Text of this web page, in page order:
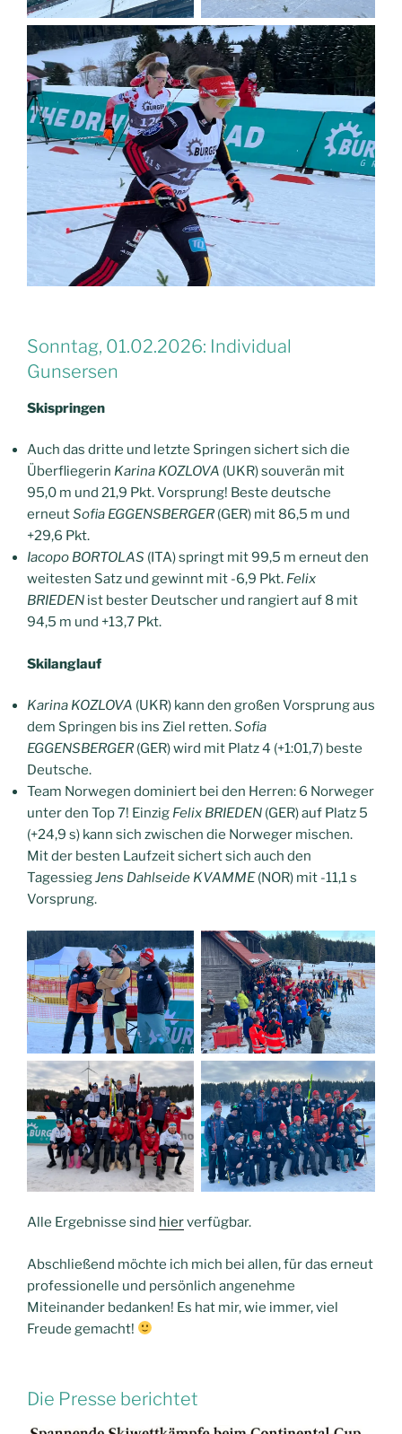
Sonntag, 01.02.2026: Individual
Gunsersen
Skispringen
Auch das dritte und letzte Springen sichert sich die
Überfliegerin Karina KOZLOVA (UKR) souverän mit
95,0 m und 21,9 Pkt. Vorsprung! Beste deutsche
erneutSofia EGGENSBERGER(GER) mit 86,5 m und
+29,6 Pkt.
Iacopo BORTOLAS (ITA) springt mit 99,5 m erneut den
weitesten Satz und gewinnt mit -6,9 Pkt. Felix
BRIEDEN ist bester Deutscher und rangiert auf 8 mit
94,5 m und +13,7 Pkt.
Skilanglauf
Karina KOZLOVA (UKR) kann den großen Vorsprung aus
dem Springen bis ins Ziel retten.Sofia
EGGENSBERGER(GER) wird mit Platz 4 (+1:01,7) beste
Deutsche.
Team Norwegen dominiert bei den Herren: 6 Norweger
unter den Top 7! Einzig Felix BRIEDEN (GER) auf Platz 5
(+24,9 s) kann sich zwischen die Norweger mischen.
Mit der besten Laufzeit sichert sich auch den
TagessiegJens Dahlseide KVAMME(NOR) mit -11,1 s
Vorsprung.
Alle Ergebnisse sind hierverfügbar.
Abschließend möchte ich mich bei allen, für das erneut
professionelle und persönlich angenehme
Miteinander bedanken! Es hat mir, wie immer, viel
Freude gemacht!
Die Presse berichtet